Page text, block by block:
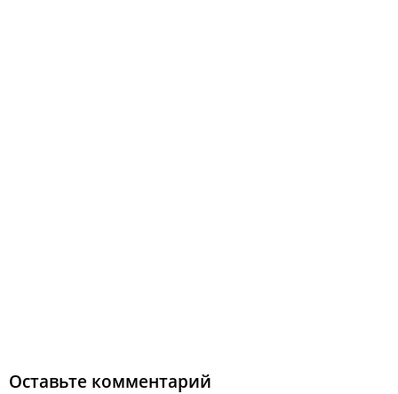
Оставьте комментарий